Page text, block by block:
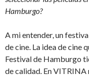
Hamburgo?
A mi entender, un
de cine. La idea de cine
Festival de Hamburgo
de calidad. En VITRINA